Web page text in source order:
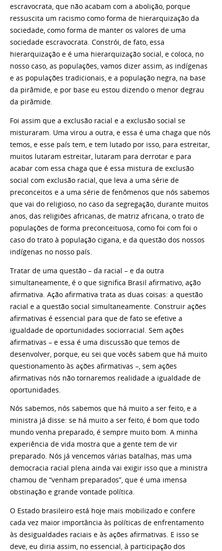
escravocrata, que não acabam com a abolição, porque
ressuscita um racismo como forma de hierarquização da
sociedade, como forma de manter os valores de uma
sociedade escravocrata. Constrói, de fato, essa
hierarquização e é uma hierarquização social, e coloca, no
nosso caso, as populações, vamos dizer assim, as indígenas
e as populações tradicionais, e a população negra, na base
da pirâmide, e por base eu estou dizendo o menor degrau
da pirâmide.
Foi assim que a exclusão racial e a exclusão social se
misturaram. Uma virou a outra, e essa é uma chaga que nós
temos, e esse país tem, e tem lutado por isso, para estreitar,
muitos lutaram estreitar, lutaram para derrotar e para
acabar com essa chaga que é essa mistura de exclusão
social com exclusão racial, que leva a uma série de
preconceitos e a uma série de fenômenos que nós sabemos
que vai do religioso, no caso da segregação, durante muitos
anos, das religiões africanas, de matriz africana, o trato de
populações de forma preconceituosa, como foi com foi o
caso do trato à população cigana, e da questão dos nossos
indígenas no nosso país.
Tratar de uma questão – da racial – e da outra
simultaneamente, é o que significa Brasil afirmativo, ação
afirmativa. Ação afirmativa trata as duas coisas: a questão
racial e a questão social simultaneamente. Construir ações
afirmativas é essencial para que de fato se efetive a
igualdade de oportunidades sociorracial. Sem ações
afirmativas – e essa é uma discussão que temos de
desenvolver, porque, eu sei que vocês sabem que há muito
questionamento às ações afirmativas –, sem ações
afirmativas nós não tornaremos realidade a igualdade de
oportunidades.
Nós sabemos, nós sabemos que há muito a ser feito, e a
ministra já disse: se há muito a ser feito, é bom que todo
mundo venha preparado, é sempre muito bom. A minha
experiência de vida mostra que a gente tem de vir
preparado. Nós já vencemos várias batalhas, mas uma
democracia racial plena ainda vai exigir isso que a ministra
chamou de “venham preparados”, que é uma imensa
obstinação e grande vontade política.
O Estado brasileiro está hoje mais mobilizado e confere
cada vez maior importância às políticas de enfrentamento
às desigualdades raciais e às ações afirmativas. E isso se
deve, eu diria assim, no essencial, à participação dos